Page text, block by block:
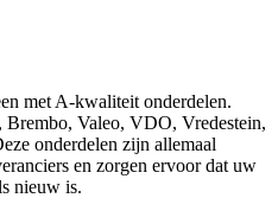
met A-kwaliteit onderdelen.
Valeo, VDO, Vredestein,
onderdelen zijn allemaal
en zorgen ervoor dat uw
nieuw is.